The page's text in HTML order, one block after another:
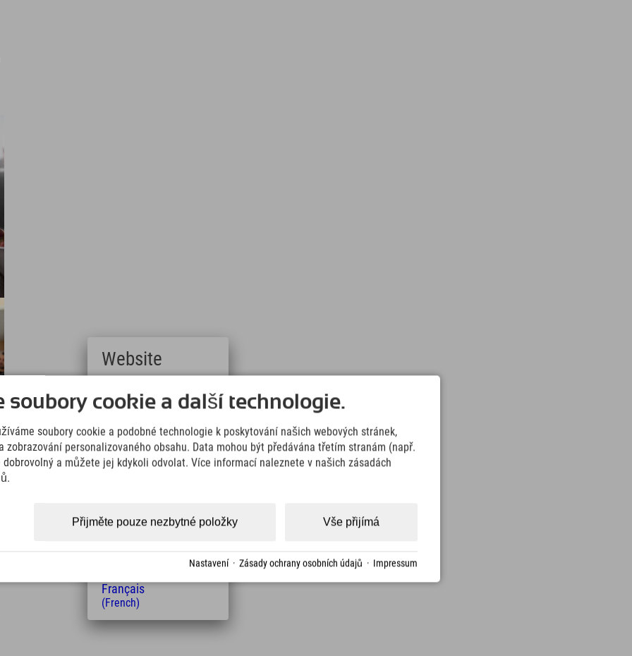
soubory cookie a další technologie.
soubory cookie a podobné technologie k poskytování našich webových stránek,
zobrazování personalizovaného obsahu. Data mohou být předávána třetím stranám (např.
dobrovolný a můžete jej kdykoli odvolat. Více informací naleznete v našich zásadách
Vše přijímá
Přijměte pouze nezbytné položky
Nastavení· Zásady ochrany osobních údajů · Impressum
Website
Deutsch
(German)
(English)
Italiano
(Italian)
(Polish)
Magyar
Français
(French)